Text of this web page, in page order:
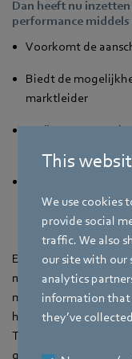
This
We use cookies
provide social
traffic. We also
our site with our
analytics
information that
they’ve
Dan heeft nu
performance
Voorkomt de
Biedt de
marktleider
Creëert u een
energiebesparing
onmisbaar is
Early adopters
niet alleen over
met nul-op-de-meter
hebben straks een
Tegelijkertijd
gros van de